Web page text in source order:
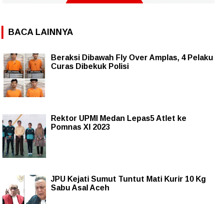
BACA LAINNYA
Beraksi Dibawah Fly Over Amplas, 4 Pelaku
Curas Dibekuk Polisi
Rektor UPMI Medan Lepas5 Atlet ke
Pomnas XI 2023
JPU Kejati Sumut Tuntut Mati Kurir 10 Kg
Sabu Asal Aceh